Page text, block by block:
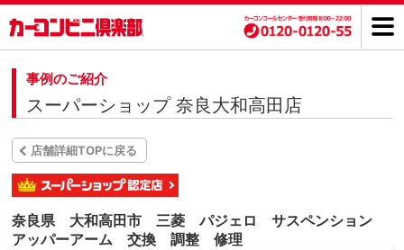
事例のご紹介
スーパーショップ 奈良大和高田店
店舗詳細TOPに戻る
奈良県 大和高田市 三菱 パジェロ サスペンション
アッパーアーム 交換 調整 修理